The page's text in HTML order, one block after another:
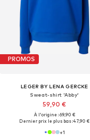
PROMOS
LEGER BY LENA GERCKE
Sweat-shirt 'Abby'
59,90 €
À l'origine : 69,90 €
Dernier prix le plus bas :47,90 €
+1